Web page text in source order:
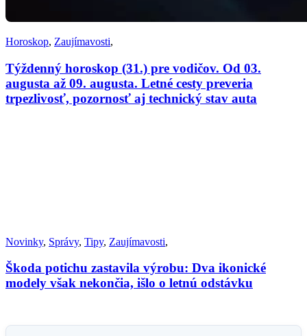
Horoskop, Zaujímavosti,
Týždenný horoskop (31.) pre vodičov. Od 03.
augusta až 09. augusta. Letné cesty preveria
trpezlivosť, pozornosť aj technický stav auta
Novinky, Správy, Tipy, Zaujímavosti,
Škoda potichu zastavila výrobu: Dva ikonické
modely však nekončia, išlo o letnú odstávku